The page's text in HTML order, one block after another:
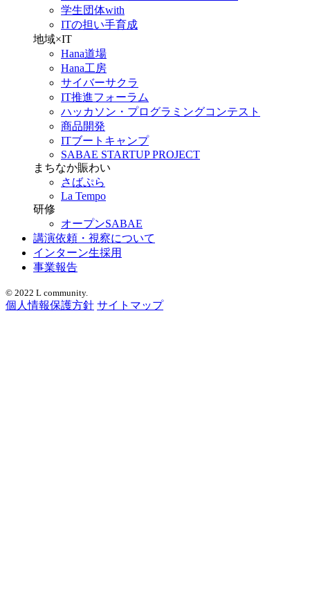
学生団体with
ITの担い手育成
地域×IT
Hana道場
Hana工房
サイバーサクラ
IT推進フォーラム
ハッカソン・プログラミングコンテスト
商品開発
ITブートキャンプ
SABAE STARTUP PROJECT
まちなか賑わい
さばぷら
La Tempo
研修
オープンSABAE
講演依頼・視察について
インターン生採用
事業報告
© 2022 L community.
個人情報保護方針 サイトマップ